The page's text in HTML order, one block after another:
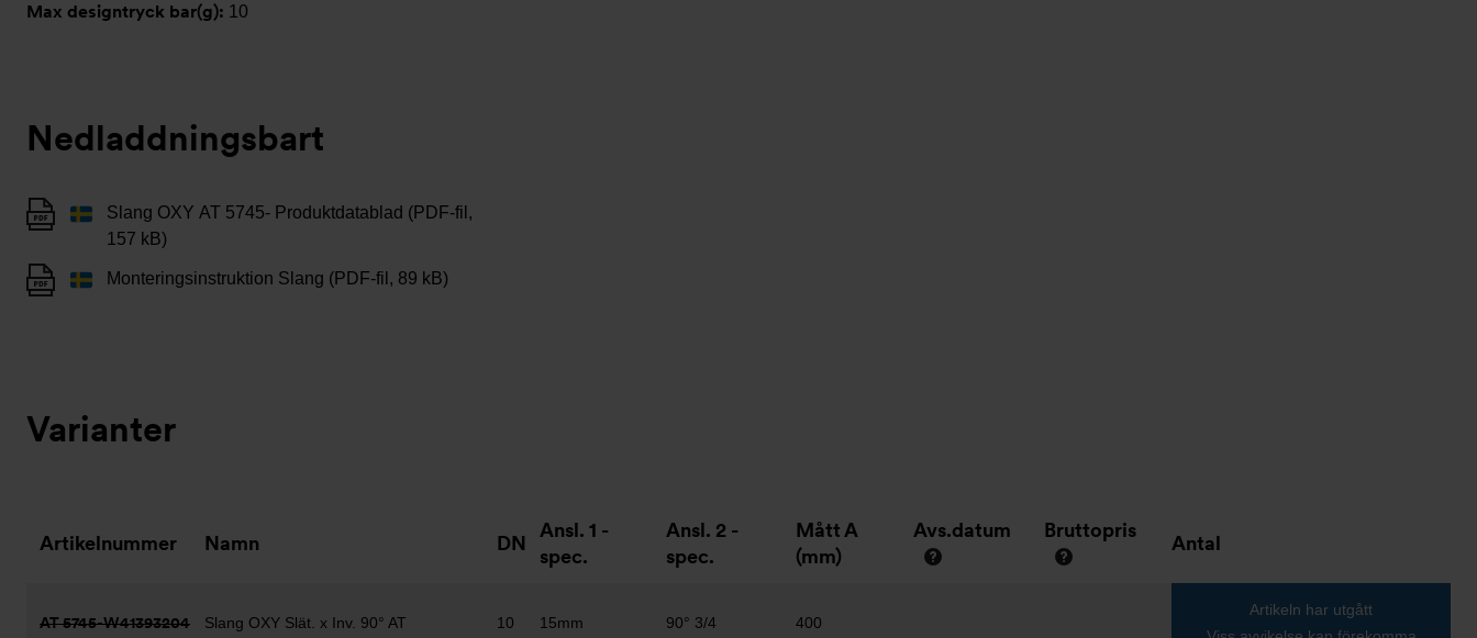
Max designtryck bar(g): 10
Nedladdningsbart
Slang OXY AT 5745- Produktdatablad (PDF-fil,
157 kB)
Monteringsinstruktion Slang (PDF-fil, 89 kB)
Varianter
Artikelnummer Namn DN
Ansl. 1 -
spec.
Ansl. 2 -
spec.
Mått A
(mm)
Avs.datum Bruttopris
Antal
AT 5745-W41393204 Slang OXY Slät. x Inv. 90° AT 10 15mm 90° 3/4 400
Artikeln har utgått